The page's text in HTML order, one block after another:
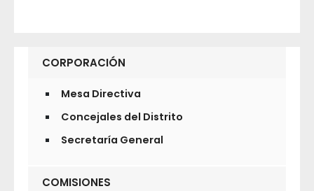
CORPORACIÓN
Mesa Directiva
Concejales del Distrito
Secretaría General
COMISIONES